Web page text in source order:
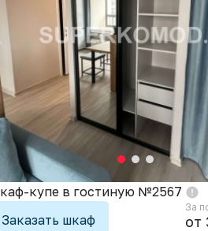
купе в гостиную №2567
Заказать шкаф
За
от